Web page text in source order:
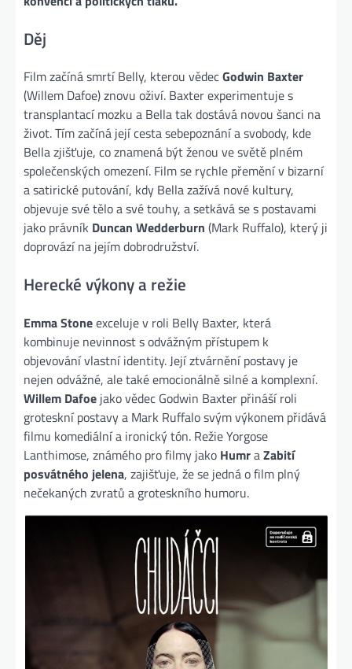
Děj
Film začíná smrtí Belly, kterou vědecGodwin Baxter
(Willem Dafoe) znovu oživí. Baxter experimentuje s
transplantací mozku a Bella tak dostává novou šanci na
život. Tím začíná její cesta sebepoznání a svobody, kde
Bella zjišťuje, co znamená být ženou ve světě plném
společenských omezení. Film se rychle přemění v bizarní
a satirické putování, kdy Bella zažívá nové kultury,
objevuje své tělo a své touhy, a setkává se s postavami
jako právník Duncan Wedderburn (Mark Ruffalo), který ji
doprovází na jejím dobrodružství.
Herecké výkony a režie
Emma Stoneexceluje v roli Belly Baxter, která
kombinuje nevinnost s odvážným přístupem k
objevování vlastní identity. Její ztvárnění postavy je
nejen odvážné, ale také emocionálně silné a komplexní.
Willem Dafoe jako vědec Godwin Baxter přináší roli
groteskní postavy a Mark Ruffalo svým výkonem přidává
filmu komediální a ironický tón. Režie Yorgose
Lanthimose, známého pro filmy jako HumraZabití
posvátného jelena, zajišťuje, že se jedná o film plný
nečekaných zvratů a groteskního humoru​.